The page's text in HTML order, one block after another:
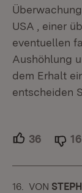
USA , einer
eventuellen
Aushöhlung
dem Erhalt
entscheiden
36 16
16. KOMMENTAR
VON :STEPH